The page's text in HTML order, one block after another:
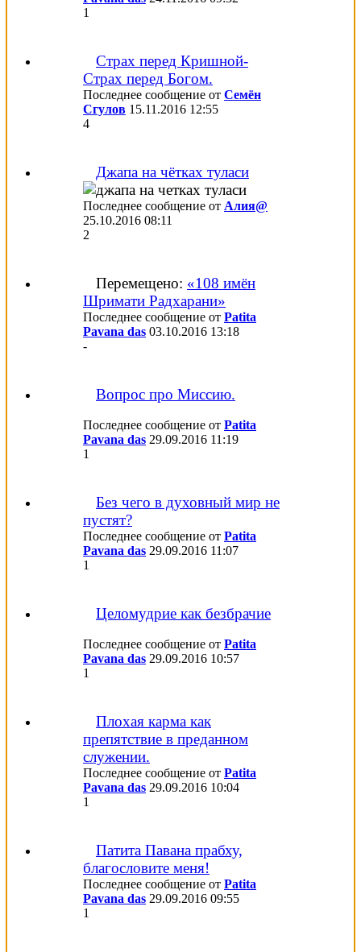
1
Страх перед Кришной-
Страх перед Богом.
Последнее сообщение от Семён
Сгулов 15.11.2016 12:55
4
Джапа на чётках туласи
Последнее сообщение от Алия@
25.10.2016 08:11
2
Перемещено: «108 имён
Шримати Радхарани»
Последнее сообщение от Patita
Pavana das 03.10.2016 13:18
-
Вопрос про Миссию.
Последнее сообщение от Patita
Pavana das 29.09.2016 11:19
1
Без чего в духовный мир не
пустят?
Последнее сообщение от Patita
Pavana das 29.09.2016 11:07
1
Целомудрие как безбрачие
Последнее сообщение от Patita
Pavana das 29.09.2016 10:57
1
Плохая карма как
препятствие в преданном
служении.
Последнее сообщение от Patita
Pavana das 29.09.2016 10:04
1
Патита Павана прабху,
благословите меня!
Последнее сообщение от Patita
Pavana das 29.09.2016 09:55
1